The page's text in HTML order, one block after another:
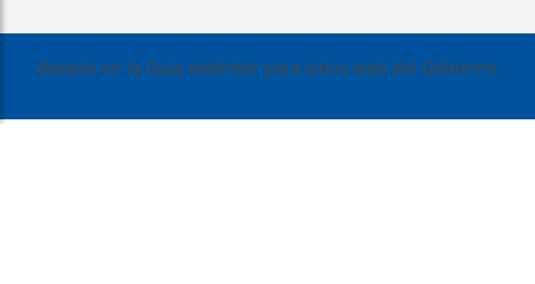
Basado en la Guía estándar para sitios web del Gobierno